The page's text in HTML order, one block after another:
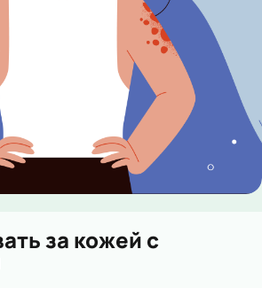
за кожей с